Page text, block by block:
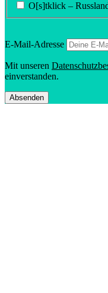
O[s]tklick –
E‑Mail-Adresse
Mit unseren
einverstanden.